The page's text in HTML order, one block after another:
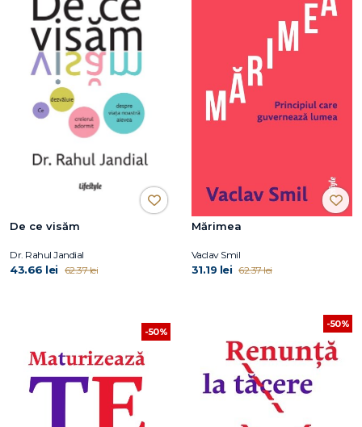
De ce visăm
Dr. Rahul Jandial
43.66 lei 62.37 lei
Mărimea
Vaclav Smil
31.19 lei 62.37 lei
-50%
-50%